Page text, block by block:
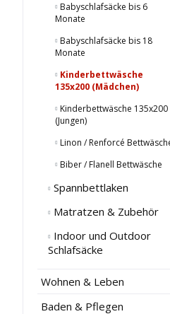
Babyschlafsäcke bis 6
Monate
Babyschlafsäcke bis 18
Monate
Kinderbettwäsche
135x200 (Mädchen)
Kinderbettwäsche 135x200
(Jungen)
Linon / Renforcé
Biber / Flanell Bettwäsche
Spannbettlaken
Matratzen & Zubehör
Indoor und Outdoor
Schlafsäcke
Wohnen & Leben
Baden & Pflegen